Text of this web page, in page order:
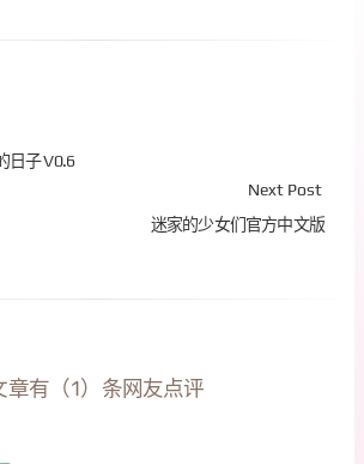
日子 V0.6
Next Post
迷家的少女们官方中文版
章有（1）条网友点评